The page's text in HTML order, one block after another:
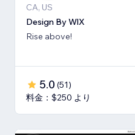
CA, US
Design By WlX
Rise above!
5.0 (51)
料金：$250 より